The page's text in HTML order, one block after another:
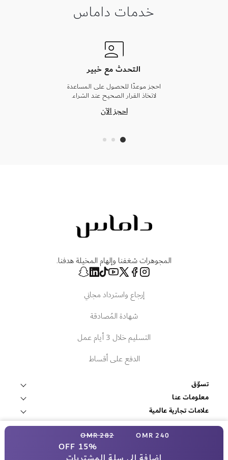
240 OMR
282 OMR
15% OFF
خدمات داماس
التحدث مع خبير
احجز موعدًا للحصول على المساعدة
لاتخاذ القرار الصحيح عند الشراء.
احجز الآن
المجوهرات شغفنا وإلهام المخيلة هدفنا.
إرجاع واسترداد مجاني
شهادة المُصادقة
التسليم خلال 3 أيام عمل
الدفع على أقساط
تسوّق
قلادات وتعليقات
أساور وأساور صلبة
معلومات عنا
عالم داماس
ابحث عن متجر
علامات تجارية عالمية
فوبيه
الخدمات
داماس للمجوهرات 2025